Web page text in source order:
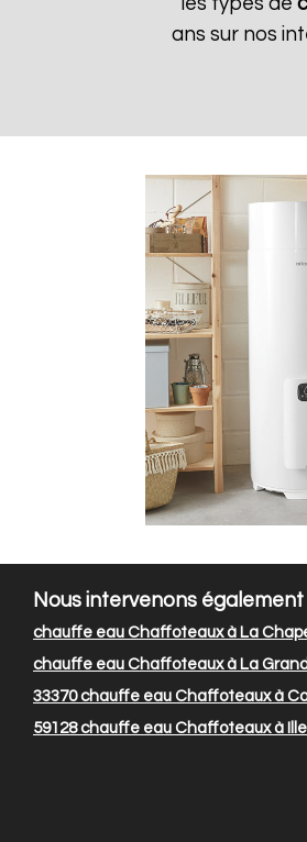
ans sur nos
Nous intervenons également
chauffe eau Chaffoteaux à La
chauffe eau Chaffoteaux à La
33370chauffe eau Chaffoteaux à
59128chauffe eau Chaffoteaux à Ille